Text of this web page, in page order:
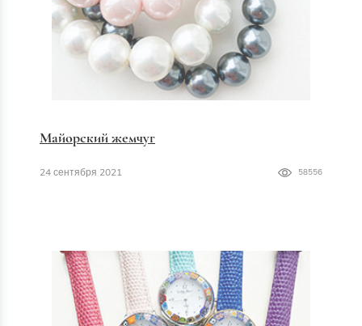
Майорский жемчуг
24 сентября 2021 58556